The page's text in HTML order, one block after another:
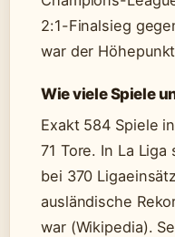
2:1-Finalsieg
war der
Wie viele Spiele
Exakt 584 Spiele
71 Tore. In La
bei 370
ausländische
war (Wikipedia).